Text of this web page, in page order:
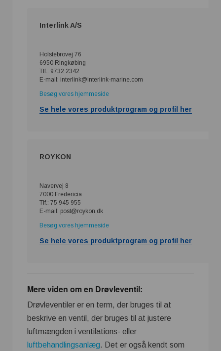
Interlink A/S
Holstebrovej 76
6950 Ringkøbing
Tlf.: 9732 2342
E-mail: interlink@interlink-marine.com
Besøg vores hjemmeside
Se hele vores produktprogram og profil her
ROYKON
Navervej 8
7000 Fredericia
Tlf.: 75 945 955
E-mail: post@roykon.dk
Besøg vores hjemmeside
Se hele vores produktprogram og profil her
Mere viden om en Drøvleventil:
Drøvleventiler er en term, der bruges til at
beskrive en ventil, der bruges til at justere
luftmængden i ventilations- eller
luftbehandlingsanlæg. Det er også kendt som